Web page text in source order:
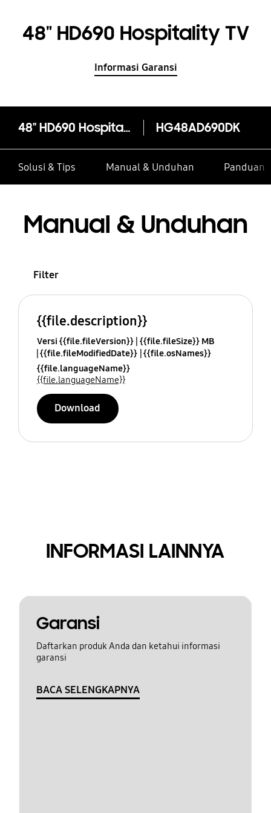
48" HD690 Hospitality TV
Informasi Garansi
48" HD690 Hospitality TV HG48AD690DK
Solusi & Tips Manual & Unduhan Panduan
Manual & Unduhan
Filter
{{file.description}}
Versi {{file.fileVersion}} {{file.fileSize}} MB
{{file.fileModifiedDate}} {{file.osNames}}
{{file.languageName}}
{{file.languageName}}
Download
INFORMASI LAINNYA
Garansi
Daftarkan produk Anda dan ketahui informasi
garansi
BACA SELENGKAPNYA